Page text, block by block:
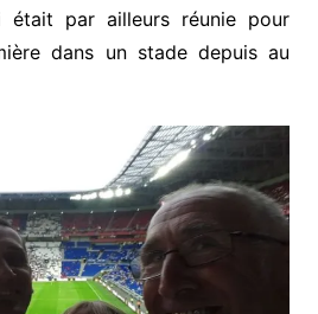
était par ailleurs réunie pour
dans un stade depuis au